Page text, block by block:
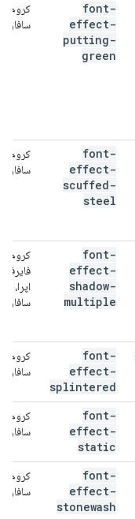
font-
effect-
putting-
green
کروم،
سافاری
font-
effect-
scuffed-
steel
کروم،
سافاری
font-
effect-
shadow-
multiple
کروم،
اپرا،
سافاری
font-
effect-
splintered
کروم،
سافاری
font-
effect-
static
کروم،
سافاری
font-
effect-
stonewash
کروم،
سافاری